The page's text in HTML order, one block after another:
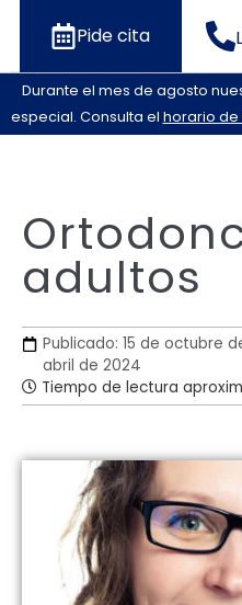
Pide cita
Durante el mes de agosto
especial. Consulta el horario de
adultos
Publicado: 15 de octubre
abril de 2024
Tiempo de lectura